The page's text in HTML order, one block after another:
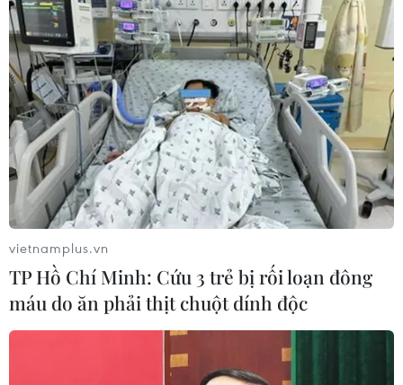
TIN LIÊN QUAN
Cộng đồng mạng hào hứng “mổ xẻ” siêu
phẩm iPhone mới của Apple
vietnamplus.vn
TP Hồ Chí Minh: Cứu 3 trẻ bị rối loạn đông
máu do ăn phải thịt chuột dính độc